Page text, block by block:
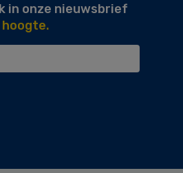
in onze nieuwsbrief